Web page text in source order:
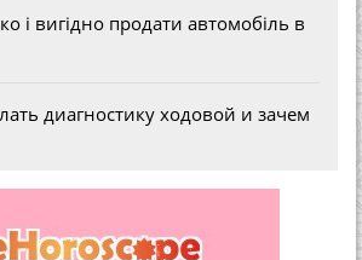
і вигідно продати автомобіль в
диагностику ходовой и зачем